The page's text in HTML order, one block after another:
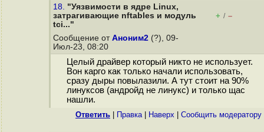
18. "Уязвимости в ядре Linux,
затрагивающие nftables и модуль
tci..."
+ / –
Сообщение от Аноним2 (?), 09-
Июл-23, 08:20
Целый драйвер который никто не использует.
Вон карго как только начали использовать,
сразу дыры повылазили. А тут стоит на 90%
линуксов (андройд не линукс) и только щас
нашли.
Ответить Правка| Наверх Cообщить модератору